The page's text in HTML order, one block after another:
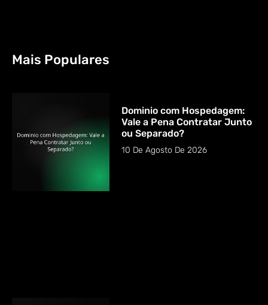
Mais Populares
Dominio com Hospedagem:
Vale a Pena Contratar Junto
ou Separado?
10 De Agosto De 2026